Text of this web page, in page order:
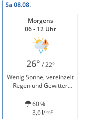
Sa 08.08.
Morgens
06 - 12 Uhr
26° / 22°
Wenig Sonne, vereinzelt
Regen und Gewitter
60 %
3,6 l/m²